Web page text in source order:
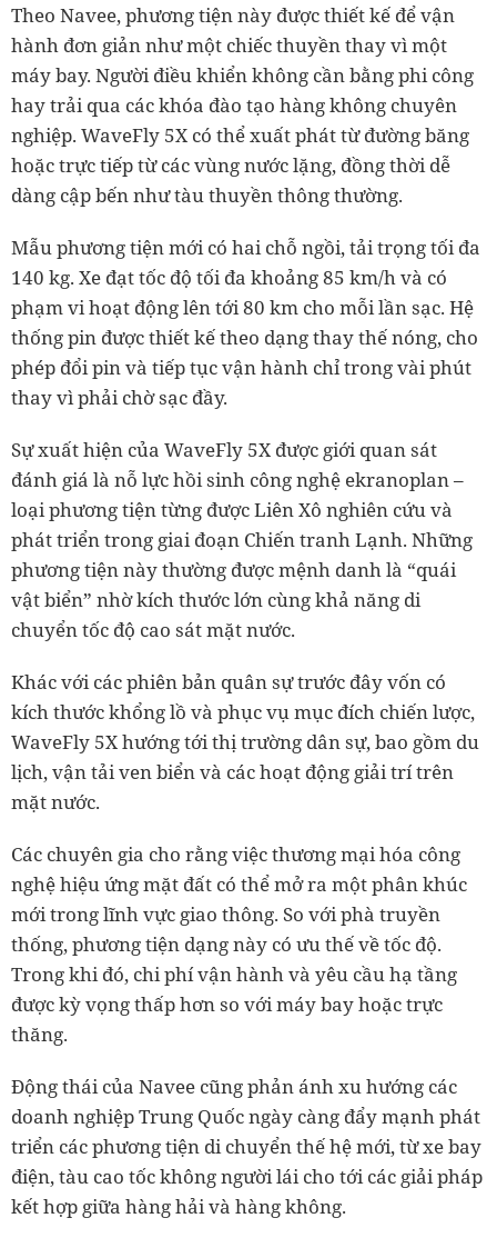
Theo Navee, phương tiện này được thiết kế để vận
hành đơn giản như một chiếc thuyền thay vì một
máy bay. Người điều khiển không cần bằng phi công
hay trải qua các khóa đào tạo hàng không chuyên
nghiệp. WaveFly 5X có thể xuất phát từ đường băng
hoặc trực tiếp từ các vùng nước lặng, đồng thời dễ
dàng cập bến như tàu thuyền thông thường.
Mẫu phương tiện mới có hai chỗ ngồi, tải trọng tối đa
140 kg. Xe đạt tốc độ tối đa khoảng 85 km/h và có
phạm vi hoạt động lên tới 80 km cho mỗi lần sạc. Hệ
thống pin được thiết kế theo dạng thay thế nóng, cho
phép đổi pin và tiếp tục vận hành chỉ trong vài phút
thay vì phải chờ sạc đầy.
Sự xuất hiện của WaveFly 5X được giới quan sát
đánh giá là nỗ lực hồi sinh công nghệ ekranoplan –
loại phương tiện từng được Liên Xô nghiên cứu và
phát triển trong giai đoạn Chiến tranh Lạnh. Những
phương tiện này thường được mệnh danh là “quái
vật biển” nhờ kích thước lớn cùng khả năng di
chuyển tốc độ cao sát mặt nước.
Khác với các phiên bản quân sự trước đây vốn có
kích thước khổng lồ và phục vụ mục đích chiến lược,
WaveFly 5X hướng tới thị trường dân sự, bao gồm du
lịch, vận tải ven biển và các hoạt động giải trí trên
mặt nước.
Các chuyên gia cho rằng việc thương mại hóa công
nghệ hiệu ứng mặt đất có thể mở ra một phân khúc
mới trong lĩnh vực giao thông. So với phà truyền
thống, phương tiện dạng này có ưu thế về tốc độ.
Trong khi đó, chi phí vận hành và yêu cầu hạ tầng
được kỳ vọng thấp hơn so với máy bay hoặc trực
thăng.
Động thái của Navee cũng phản ánh xu hướng các
doanh nghiệp Trung Quốc ngày càng đẩy mạnh phát
triển các phương tiện di chuyển thế hệ mới, từ xe bay
điện, tàu cao tốc không người lái cho tới các giải pháp
kết hợp giữa hàng hải và hàng không.